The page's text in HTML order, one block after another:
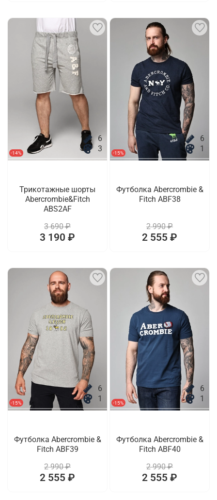
-14%
6
3
Трикотажные шорты
Abercrombie&Fitch
ABS2AF
3 690 ₽
3 190 ₽
-15%
6
1
Футболка Abercrombie &
Fitch ABF38
2 990 ₽
2 555 ₽
-15%
6
1
Футболка Abercrombie &
Fitch ABF39
2 990 ₽
2 555 ₽
-15%
6
1
Футболка Abercrombie &
Fitch ABF40
2 990 ₽
2 555 ₽